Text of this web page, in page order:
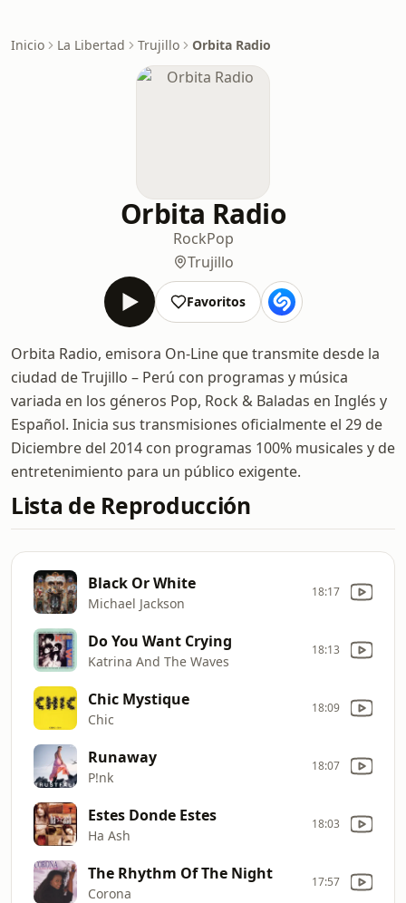
Inicio La Libertad Trujillo Orbita Radio
Orbita Radio
RockPop
Trujillo
Favoritos
Orbita Radio, emisora On-Line que transmite desde la
ciudad de Trujillo – Perú con programas y música
variada en los géneros Pop, Rock & Baladas en Inglés y
Español. Inicia sus transmisiones oficialmente el 29 de
Diciembre del 2014 con programas 100% musicales y de
entretenimiento para un público exigente.
Lista de Reproducción
Black Or White
Michael Jackson
18:17
Do You Want Crying
Katrina And The Waves
18:13
Chic Mystique
Chic
18:09
Runaway
P!nk
18:07
Estes Donde Estes
Ha Ash
18:03
The Rhythm Of The Night
Corona
17:57